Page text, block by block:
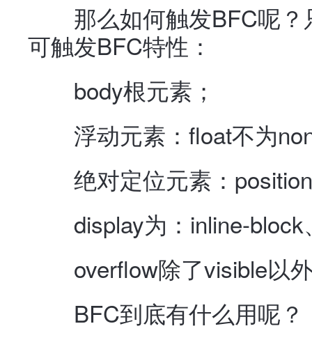
那么如何触发BFC呢？
可触发BFC特性：
body根元素；
浮动元素：float不为
绝对定位元素：
display为：inline-block
overflow除了visible以外
BFC到底有什么用呢？